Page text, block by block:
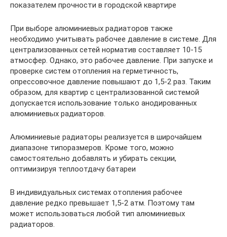
показателем прочности в городской квартире
При выборе алюминиевых радиаторов также
необходимо учитывать рабочее давление в системе. Для
централизованных сетей норматив составляет 10-15
атмосфер. Однако, это рабочее давление. При запуске и
проверке систем отопления на герметичность,
опрессовочное давление повышают до 1,5-2 раз. Таким
образом, для квартир с централизованной системой
допускается использование только анодированных
алюминиевых радиаторов.
Алюминиевые радиаторы реализуется в широчайшем
диапазоне типоразмеров. Кроме того, можно
самостоятельно добавлять и убирать секции,
оптимизируя теплоотдачу батареи
В индивидуальных системах отопления рабочее
давление редко превышает 1,5-2 атм. Поэтому там
может использоваться любой тип алюминиевых
радиаторов.